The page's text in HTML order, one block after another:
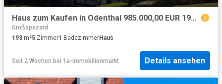
Haus zum Kaufen in Odenthal 985.000,00 EUR 193 m²
Großspezard
193 m²5 Zimmer1 BadezimmerHaus
Seit 2 Wochen bei 1a-Immobilienmarkt Details ansehen